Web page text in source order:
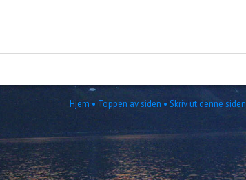
Hjem • Toppen av siden • Skriv ut denne siden